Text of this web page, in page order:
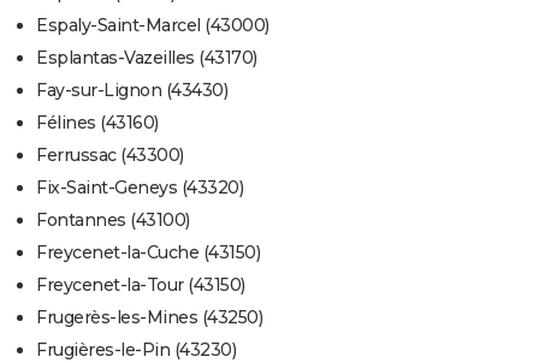
Espaly-Saint-Marcel (43000)
Esplantas-Vazeilles (43170)
Fay-sur-Lignon (43430)
Félines (43160)
Ferrussac (43300)
Fix-Saint-Geneys (43320)
Fontannes (43100)
Freycenet-la-Cuche (43150)
Freycenet-la-Tour (43150)
Frugerès-les-Mines (43250)
Frugières-le-Pin (43230)